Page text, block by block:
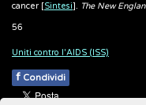
cancer [Sintesi]. The New
56
Uniti contro l'AIDS (ISS)
f Condividi